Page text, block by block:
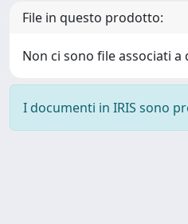
File in questo prodotto:
Non ci sono file associati
I documenti in IRIS sono